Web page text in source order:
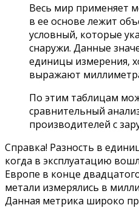
Весь мир применяет
в ее основе лежит
условный, которые
снаружи. Данные
единицы измерения,
выражают
По этим таблицам
сравнительный
производителей с
Справка! Разность в
когда в эксплуатацию
Европе в конце
метали измерялись в
Данная метрика широко